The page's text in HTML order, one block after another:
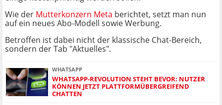
Wie der Mutterkonzern Meta berichtet, setzt man nun
auf ein neues Abo-Modell sowie Werbung.
Betroffen ist dabei nicht der klassische Chat-Bereich,
sondern der Tab "Aktuelles".
WHATSAPP
WHATSAPP-REVOLUTION STEHT BEVOR: NUTZER
KÖNNEN JETZT PLATTFORMÜBERGREIFEND
CHATTEN